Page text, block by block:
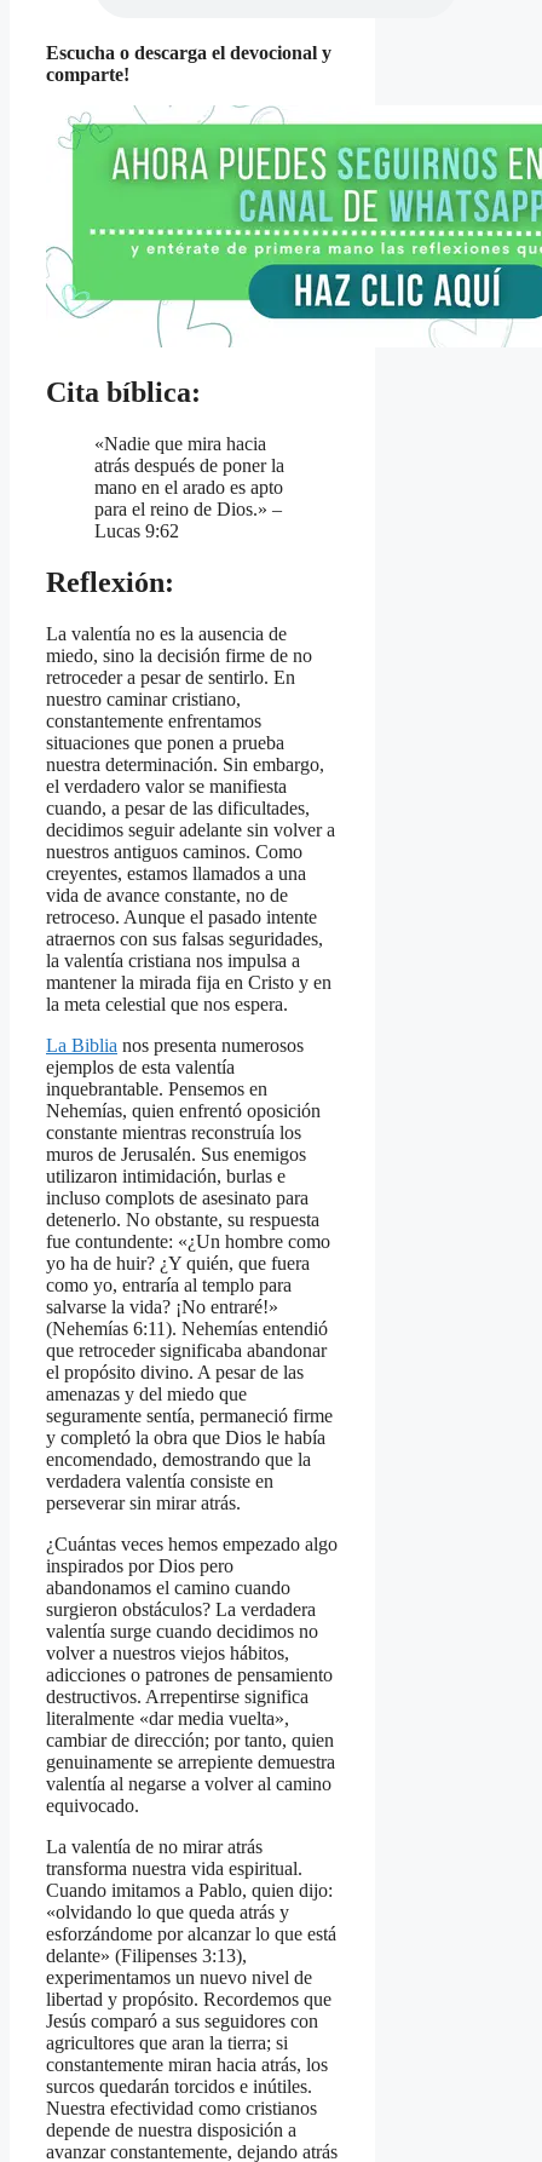
Escucha o descarga el devocional y
comparte!
Cita bíblica:
«Nadie que mira hacia
atrás después de poner la
mano en el arado es apto
para el reino de Dios.» –
Lucas 9:62
Reflexión:
La valentía no es la ausencia de
miedo, sino la decisión firme de no
retroceder a pesar de sentirlo. En
nuestro caminar cristiano,
constantemente enfrentamos
situaciones que ponen a prueba
nuestra determinación. Sin embargo,
el verdadero valor se manifiesta
cuando, a pesar de las dificultades,
decidimos seguir adelante sin volver a
nuestros antiguos caminos. Como
creyentes, estamos llamados a una
vida de avance constante, no de
retroceso. Aunque el pasado intente
atraernos con sus falsas seguridades,
la valentía cristiana nos impulsa a
mantener la mirada fija en Cristo y en
la meta celestial que nos espera.
La Biblia nos presenta numerosos
ejemplos de esta valentía
inquebrantable. Pensemos en
Nehemías, quien enfrentó oposición
constante mientras reconstruía los
muros de Jerusalén. Sus enemigos
utilizaron intimidación, burlas e
incluso complots de asesinato para
detenerlo. No obstante, su respuesta
fue contundente: «¿Un hombre como
yo ha de huir? ¿Y quién, que fuera
como yo, entraría al templo para
salvarse la vida? ¡No entraré!»
(Nehemías 6:11). Nehemías entendió
que retroceder significaba abandonar
el propósito divino. A pesar de las
amenazas y del miedo que
seguramente sentía, permaneció firme
y completó la obra que Dios le había
encomendado, demostrando que la
verdadera valentía consiste en
perseverar sin mirar atrás.
¿Cuántas veces hemos empezado algo
inspirados por Dios pero
abandonamos el camino cuando
surgieron obstáculos? La verdadera
valentía surge cuando decidimos no
volver a nuestros viejos hábitos,
adicciones o patrones de pensamiento
destructivos. Arrepentirse significa
literalmente «dar media vuelta»,
cambiar de dirección; por tanto, quien
genuinamente se arrepiente demuestra
valentía al negarse a volver al camino
equivocado.
La valentía de no mirar atrás
transforma nuestra vida espiritual.
Cuando imitamos a Pablo, quien dijo:
«olvidando lo que queda atrás y
esforzándome por alcanzar lo que está
delante» (Filipenses 3:13),
experimentamos un nuevo nivel de
libertad y propósito. Recordemos que
Jesús comparó a sus seguidores con
agricultores que aran la tierra; si
constantemente miran hacia atrás, los
surcos quedarán torcidos e inútiles.
Nuestra efectividad como cristianos
depende de nuestra disposición a
avanzar constantemente, dejando atrás